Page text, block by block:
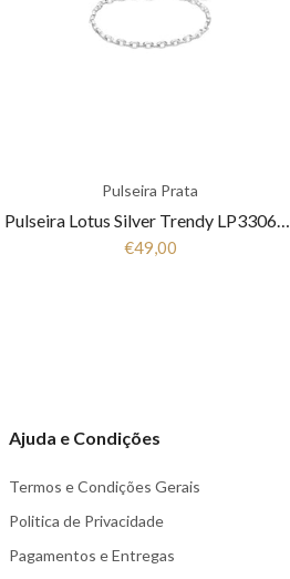
Pulseira Prata
Pulseira Lotus Silver Trendy LP3306-2/1 Mulher Prata
€49,00
Ajuda e Condições
Termos e Condições Gerais
Politica de Privacidade
Pagamentos e Entregas